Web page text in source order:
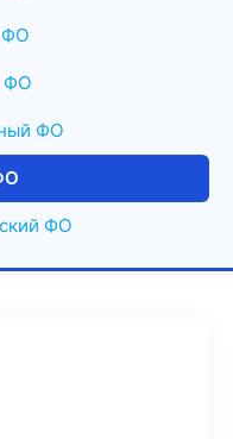
ФО
ФО
ФО
ФО